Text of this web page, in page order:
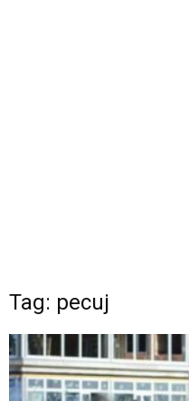
Tag: pecuj